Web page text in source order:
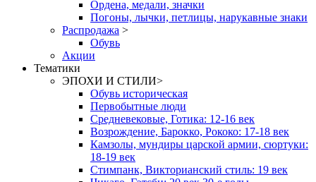
Ордена, медали, значки
Погоны, лычки, петлицы, нарукавные знаки
Распродажа >
Обувь
Акции
Тематики
ЭПОХИ И СТИЛИ>
Обувь историческая
Первобытные люди
Средневековые, Готика: 12-16 век
Возрождение, Барокко, Рококо: 17-18 век
Камзолы, мундиры царской армии, сюртуки:
18-19 век
Стимпанк, Викторианский стиль: 19 век